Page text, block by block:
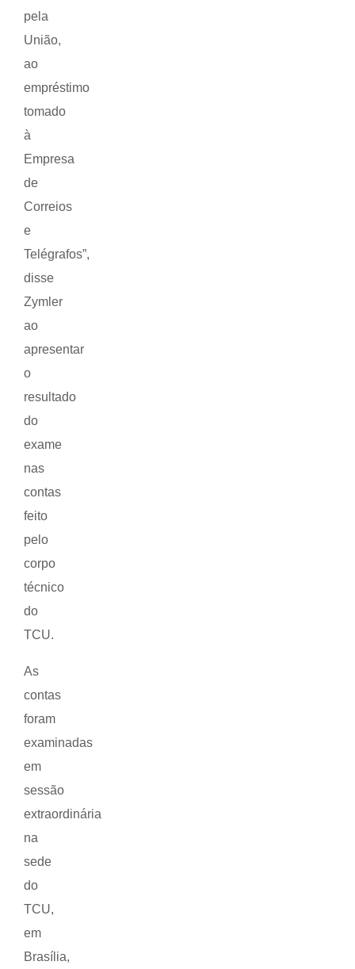
pela
União,
ao
empréstimo
tomado
à
Empresa
de
Correios
e
Telégrafos”,
disse
Zymler
ao
apresentar
o
resultado
do
exame
nas
contas
feito
pelo
corpo
técnico
do
TCU.
As
contas
foram
examinadas
em
sessão
extraordinária
na
sede
do
TCU,
em
Brasília,